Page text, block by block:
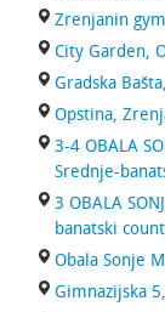
Zrenjanin
City Garden,
Gradska
Opstina,
3-4 OBALA
Srednje-
3 OBALA
banatski
Obala Sonje
Gimnazijska